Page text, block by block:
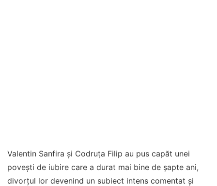
Valentin Sanfira și Codruța Filip au pus capăt unei
povești de iubire care a durat mai bine de șapte ani,
divorțul lor devenind un subiect intens comentat și